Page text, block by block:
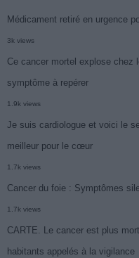
Médicament retiré en urgence
3k views
Ce cancer mortel explose chez
symptôme à repérer
1.9k views
Je suis cardiologue et voici le
meilleur pour le cœur
1.7k views
Cancer du foie : Symptômes
1.7k views
CARTE. Le cancer est plus
habitants appelés à la vigilance